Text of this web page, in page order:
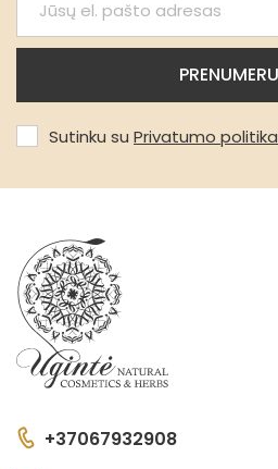
Sutinku su Privatumo politika
+37067932908